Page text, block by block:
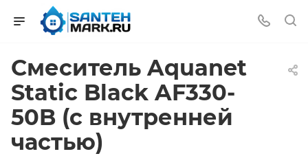
Смеситель Aquanet
Static Black AF330-
50B (с внутренней
частью)